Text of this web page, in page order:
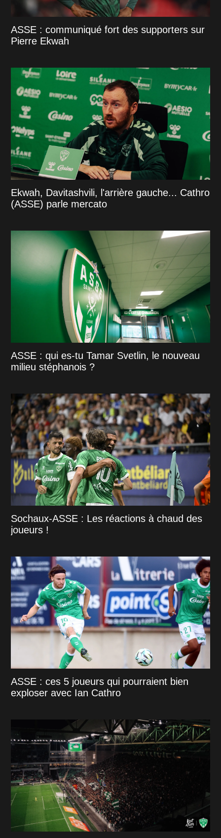
ASSE : communiqué fort des supporters sur
Pierre Ekwah
Ekwah, Davitashvili, l'arrière gauche... Cathro
(ASSE) parle mercato
ASSE : qui es-tu Tamar Svetlin, le nouveau
milieu stéphanois ?
Sochaux-ASSE : Les réactions à chaud des
joueurs !
ASSE : ces 5 joueurs qui pourraient bien
exploser avec Ian Cathro